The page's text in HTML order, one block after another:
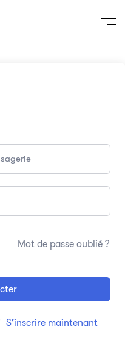
Mot de passe oublié ?
S’inscrire maintenant